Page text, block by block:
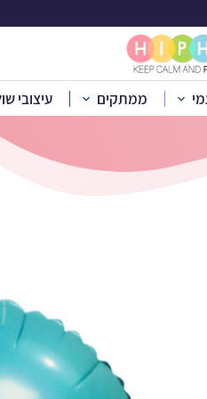
ממתקים עיצובי
טורקיז
לאירוח»סט מטאור תכלת»